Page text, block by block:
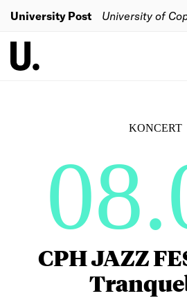
University Post University of
KONCERT
CPH JAZZ